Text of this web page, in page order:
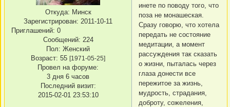
Откуда: Минск
Зарегистрирован: 2011-10-11
Приглашений: 0
Сообщений: 224
Пол: Женский
Возраст: 55 [1971-05-25]
Провел на форуме:
3 дня 6 часов
Последний визит:
2015-02-01 23:53:10
инете по поводу того, что
поза не монашеская.
Сразу говорю, что хотела
передать не состояние
медитации, а момент
рассуждения так сказать
о жизни, пыталась через
глаза донести все
пережитое за жизнь,
мудрость, страдания,
доброту, сожеления,